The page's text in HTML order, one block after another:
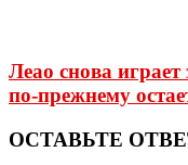
Леао снова
по-прежнему
ОСТАВЬТЕ